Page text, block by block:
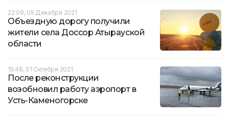
22:09, 05 Декабря 2021
Объездную дорогу получили
жители села Доссор Атырауской
области
15:48, 01 Октября 2021
После реконструкции
возобновил работу аэропорт в
Усть-Каменогорске